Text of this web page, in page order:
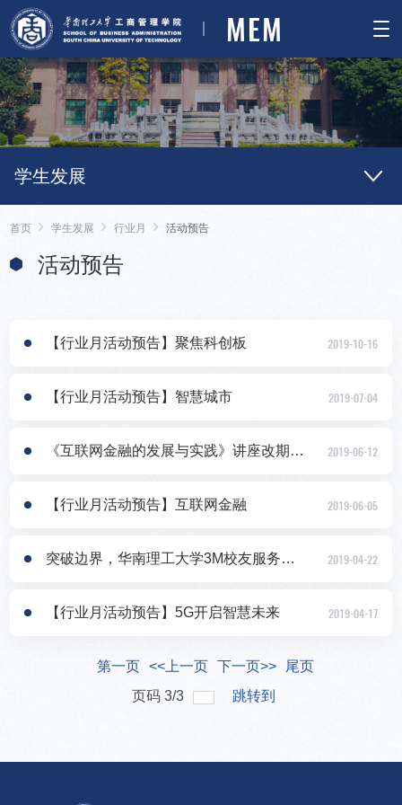
MEM
学生发展
首页 学生发展 行业月 活动预告
活动预告
【行业月活动预告】聚焦科创板 2019-10-16
【行业月活动预告】智慧城市 2019-07-04
《互联网金融的发展与实践》讲座改期通知 2019-06-12
【行业月活动预告】互联网金融 2019-06-05
突破边界，华南理工大学3M校友服务邀您全心热链 2019-04-22
【行业月活动预告】5G开启智慧未来 2019-04-17
第一页 <<上一页 下一页>>
尾页
页码 3/3 跳转到